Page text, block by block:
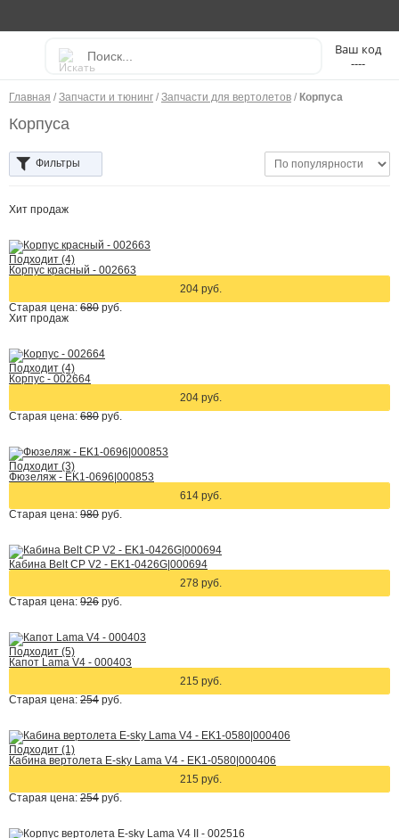
----
Главная / Запчасти и тюнинг / Запчасти для вертолетов / Корпуса
Корпуса
Фильтры
Хит продаж
Подходит (4)
Корпус красный - 002663
204 руб.
Старая цена: 680 руб.
Хит продаж
Подходит (4)
Корпус - 002664
204 руб.
Старая цена: 680 руб.
Подходит (3)
Фюзеляж - EK1-0696|000853
614 руб.
Старая цена: 980 руб.
Кабина Belt CP V2 - EK1-0426G|000694
278 руб.
Старая цена: 926 руб.
Подходит (5)
Капот Lama V4 - 000403
215 руб.
Старая цена: 254 руб.
Подходит (1)
Кабина вертолета E-sky Lama V4 - EK1-0580|000406
215 руб.
Старая цена: 254 руб.